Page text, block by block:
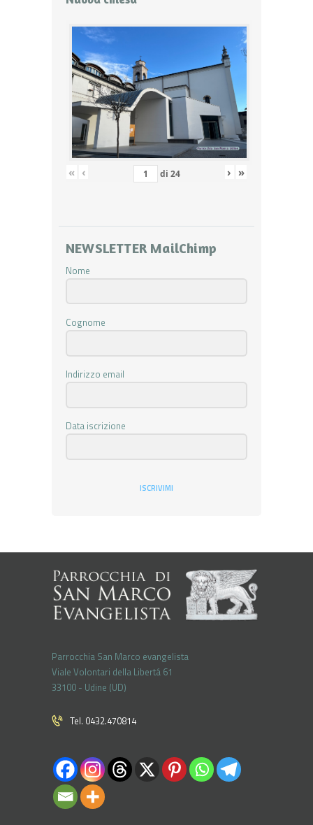
« ‹ di 24 › »
NEWSLETTER MailChimp
Nome
Cognome
Indirizzo email
Data iscrizione
ISCRIVIMI
Parrocchia San Marco evangelista
Viale Volontari della Libertá 61
33100 - Udine (UD)
Tel. 0432.470814